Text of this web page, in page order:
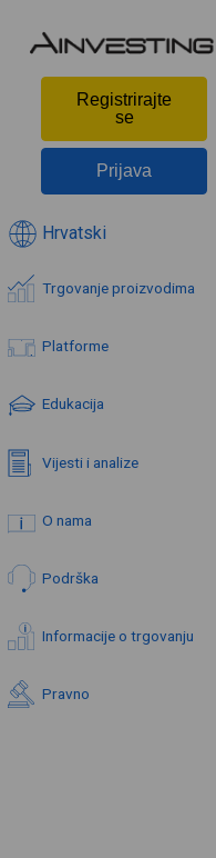
Registrirajte
se
Prijava
Hrvatski
Trgovanje proizvodima
Platforme
Edukacija
Vijesti i analize
O nama
Podrška
Informacije o trgovanju
Pravno